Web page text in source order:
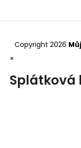
Copyright 2026
×
Splátková